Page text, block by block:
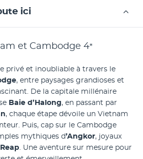
ici
et Cambodge 4*
, entre paysages grandioses et
Baie d’Halong
, chaque étape dévoile un Vietnam
Puis, cap sur le Cambodge
mythiques d’Angkor, joyaux
. Une aventure sur mesure pour